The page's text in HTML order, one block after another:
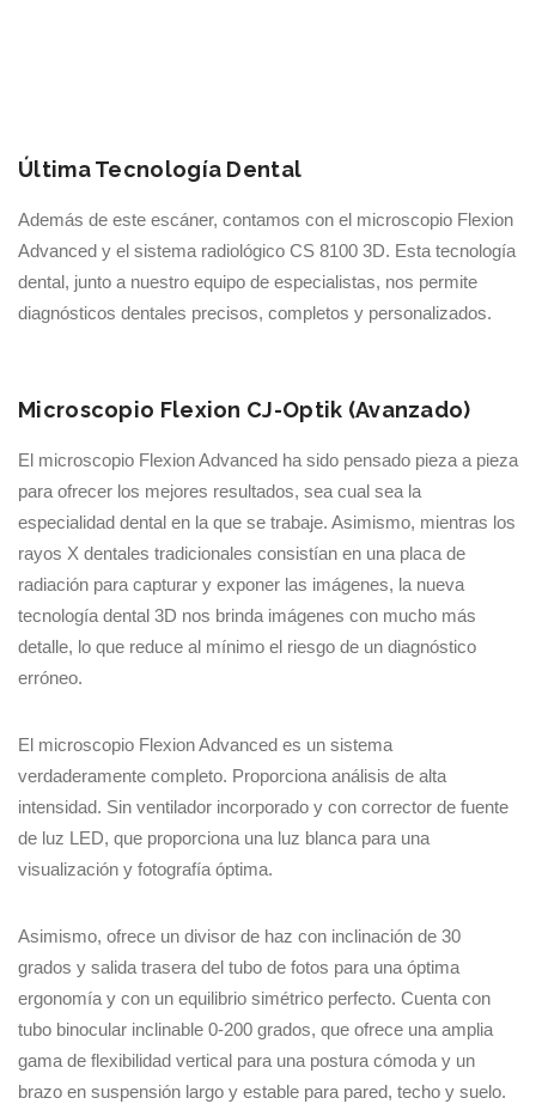
Última Tecnología Dental
Además de este escáner, contamos con el microscopio Flexion
Advanced y el sistema radiológico CS 8100 3D. Esta tecnología
dental, junto a nuestro equipo de especialistas, nos permite
diagnósticos dentales precisos, completos y personalizados.
Microscopio Flexion CJ-Optik (Avanzado)
El microscopio Flexion Advanced ha sido pensado pieza a pieza
para ofrecer los mejores resultados, sea cual sea la
especialidad dental en la que se trabaje. Asimismo, mientras los
rayos X dentales tradicionales consistían en una placa de
radiación para capturar y exponer las imágenes, la nueva
tecnología dental 3D nos brinda imágenes con mucho más
detalle, lo que reduce al mínimo el riesgo de un diagnóstico
erróneo.
El microscopio Flexion Advanced es un sistema
verdaderamente completo. Proporciona análisis de alta
intensidad. Sin ventilador incorporado y con corrector de fuente
de luz LED, que proporciona una luz blanca para una
visualización y fotografía óptima.
Asimismo, ofrece un divisor de haz con inclinación de 30
grados y salida trasera del tubo de fotos para una óptima
ergonomía y con un equilibrio simétrico perfecto. Cuenta con
tubo binocular inclinable 0-200 grados, que ofrece una amplia
gama de flexibilidad vertical para una postura cómoda y un
brazo en suspensión largo y estable para pared, techo y suelo.